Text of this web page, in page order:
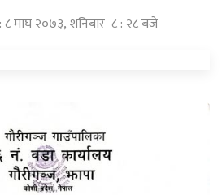
८ माघ २०७३, शनिबार ८ : २८ बजे